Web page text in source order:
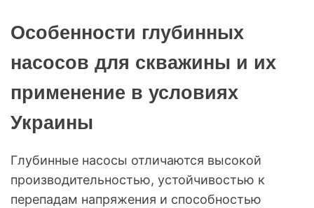
Особенности глубинных
насосов для скважины и их
применение в условиях
Украины
Глубинные насосы отличаются высокой
производительностью, устойчивостью к
перепадам напряжения и способностью